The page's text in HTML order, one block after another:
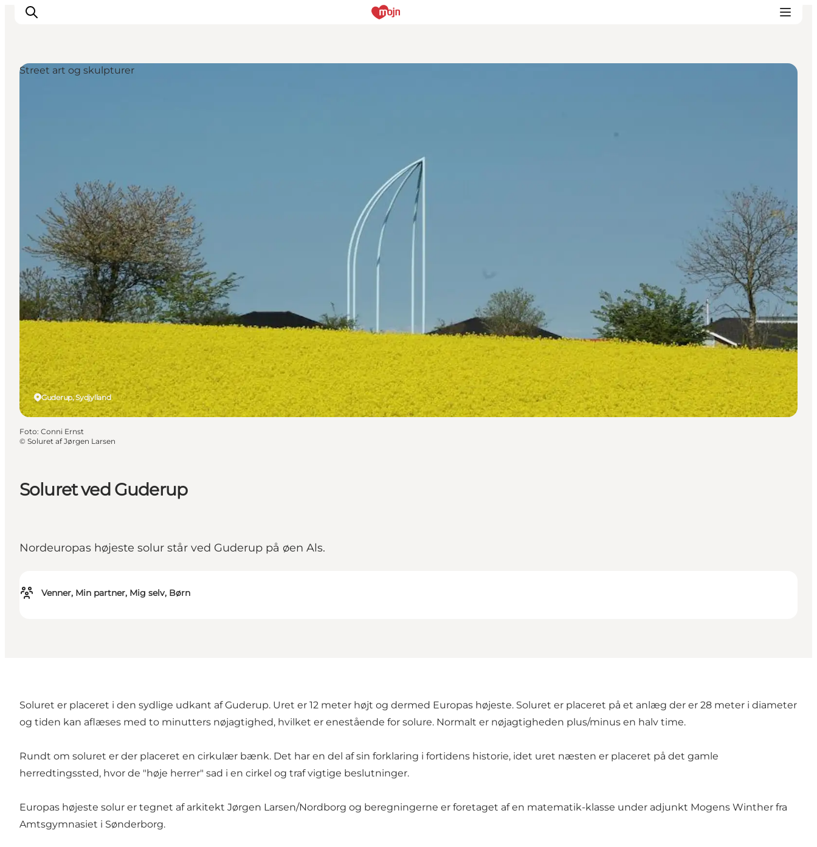
Booking
Soluret ved Guderup
Nordeuropas højeste solur står ved Guderup på øen Als.
Venner, Min partner, Mig selv, Børn
Guderup, Sydjylland
Street art og skulpturer
Foto: Conni Ernst
© Soluret af Jørgen Larsen
Soluret er placeret i den sydlige udkant af Guderup. Uret er 12 meter højt og dermed Europas højeste. Soluret er placeret på et anlæg der er 28 meter i diameter
og tiden kan aflæses med to minutters nøjagtighed, hvilket er enestående for solure. Normalt er nøjagtigheden plus/minus en halv time.
Rundt om soluret er der placeret en cirkulær bænk. Det har en del af sin forklaring i fortidens historie, idet uret næsten er placeret på det gamle
herredtingssted, hvor de "høje herrer" sad i en cirkel og traf vigtige beslutninger.
Europas højeste solur er tegnet af arkitekt Jørgen Larsen/Nordborg og beregningerne er foretaget af en matematik-klasse under adjunkt Mogens Winther fra
Amtsgymnasiet i Sønderborg.